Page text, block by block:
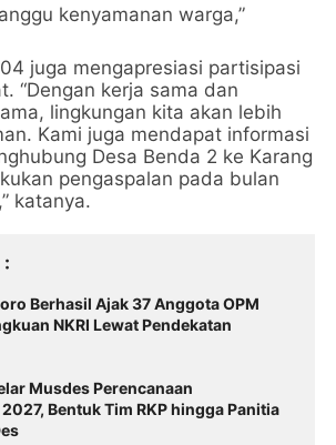
kenyamanan warga,”
juga mengapresiasi partisipasi
“Dengan kerja sama dan
lingkungan kita akan lebih
Kami juga mendapat informasi
Desa Benda 2 ke Karang
pengaspalan pada bulan
katanya.
Berhasil Ajak 37 Anggota OPM
NKRI Lewat Pendekatan
Musdes Perencanaan
Bentuk Tim RKP hingga Panitia